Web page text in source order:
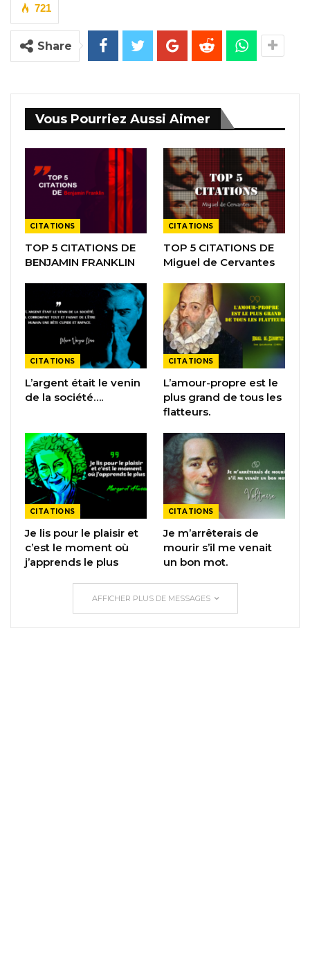
721
Share
Vous Pourriez Aussi Aimer
CITATIONS
TOP 5 CITATIONS DE
BENJAMIN FRANKLIN
CITATIONS
TOP 5 CITATIONS DE
Miguel de Cervantes
CITATIONS
L’argent était le venin
de la société….
CITATIONS
L’amour-propre est le
plus grand de tous les
flatteurs.
CITATIONS
Je lis pour le plaisir et
c’est le moment où
j’apprends le plus
CITATIONS
Je m’arrêterais de
mourir s’il me venait
un bon mot.
AFFICHER PLUS DE MESSAGES